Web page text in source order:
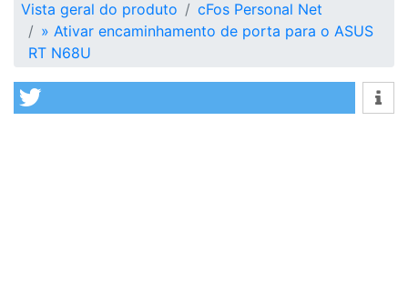
Vista geral do produto
cFos Personal Net
» Ativar encaminhamento de porta para o ASUS
RT N68U